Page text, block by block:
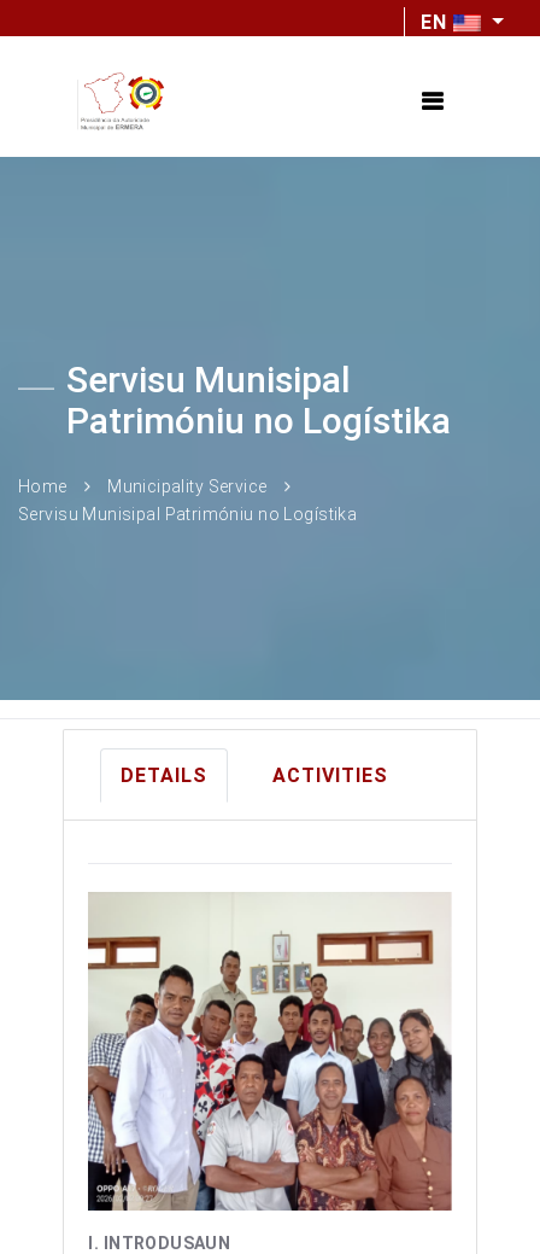
EN
Servisu Munisipal
Patrimóniu no Logístika
Home
Municipality Service
Servisu Munisipal Patrimóniu no Logístika
DETAILS ACTIVITIES
I. INTRODUSAUN